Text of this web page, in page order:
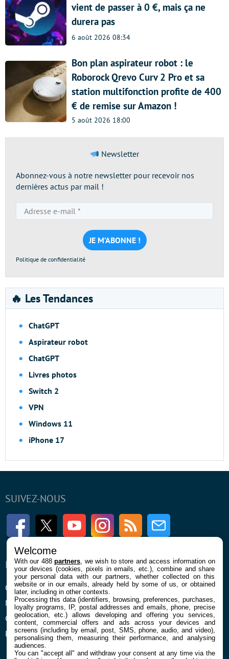
vient de passer à 0 €, mais ça ne
durera pas
6 août 2026 08:34
Bon plan aspirateur robot : le
Roborock Qrevo Curv 2 Pro et sa
station multifonction profite de 400
€ de remise sur Amazon !
5 août 2026 18:00
Newsletter
Abonnez-vous à notre newsletter pour recevoir nos
dernières actus par mail !
e-
mail
*
Politique de confidentialité
🔥 Les Tendances
ChatGPT
Aspirateur robot
ChatGPT
Livres photos
Switch 2
VPN
Windows 11
iPhone 17
SUIVEZ-NOUS
FacebookTwitter Youtube InstagramRSS Newsletter
ENTREPRISE
Qui sommes nous
Mentions légales et CGU
Confidentialité et Cookies
Préférences cookies
À PROPOS
La rédaction
Contact
Welcome
With our 488partners , we wish to store and access information on
your devices (cookies, pixels in emails, etc.), combine and share
your personal data with our partners, whether collected on this
website or in our emails, already held by some of us, or obtained
later, including in other contexts.
Processing this data (identifiers, browsing, preferences, purchases,
loyalty programs, IP, postal addresses and emails, phone, precise
geolocation, etc.) allows developing and offering you services,
content, commercial offers and ads across your devices and
screens (including by email, post, SMS, phone, audio, and video),
personalising them, measuring their performance, and analysing
audiences.
You can "accept all" and withdraw your consent at any time via the